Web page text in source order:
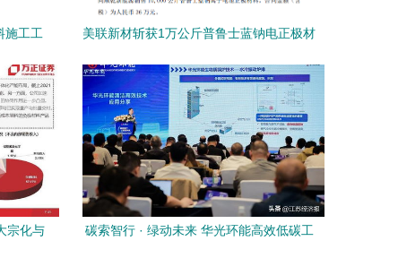
施工工
美联新材斩获1万公斤普鲁士蓝钠电正极材
宗化与
碳索智行 · 绿动未来 华光环能高效低碳工